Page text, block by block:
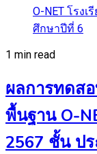
1 min read
ผลการทดส
พื้นฐาน O-
2567 ชั้น ป